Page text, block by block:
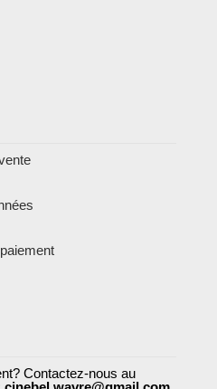
Contactez-nous au